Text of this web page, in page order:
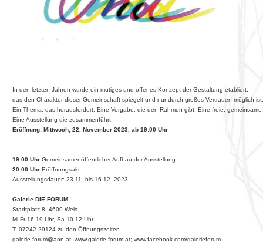
In den letzten Jahren wurde ein mutiges und offenes Konzept der Gestaltung etabliert,
das den Charakter dieser Gemeinschaft spiegelt und nur durch großes Vertrauen möglich ist.
Ein Thema, das herausfordert. Eine Vorgabe, die den Rahmen gibt. Eine freie,
Eine Ausstellung die zusammenführt.
Eröffnung: Mittwoch, 22. November 2023, ab 19:00 Uhr
19.00 Uhr Gemeinsamer öffentlicher Aufbau der Ausstellung
20.00 Uhr Eröffnungsakt
Ausstellungsdauer: 23.11. bis 16.12. 2023
Galerie DIE FORUM
Stadtplatz 8, 4600 Wels
Mi-Fr 16-19 Uhr, Sa 10-12 Uhr
T: 07242-29124 zu den Öffnungszeiten
galerie-forum@aon.at; www.galerie-forum.at; www.facebook.com/galerieforum